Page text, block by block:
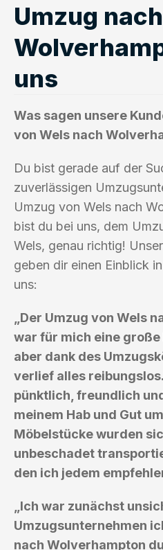
Umzug nach
uns
Was sagen unsere
von Wels nach
Du bist gerade auf der
zuverlässigen
Umzug von Wels nach
bist du bei uns, dem
Wels, genau richtig!
geben dir einen Einblick
uns:
„Der Umzug von Wels
war für mich eine
aber dank des
verlief alles
pünktlich, freundlich
meinem Hab und Gut
Möbelstücke wurden
unbeschadet
den ich jedem
„Ich war zunächst
Umzugsunternehmen
nach Wolverhampton